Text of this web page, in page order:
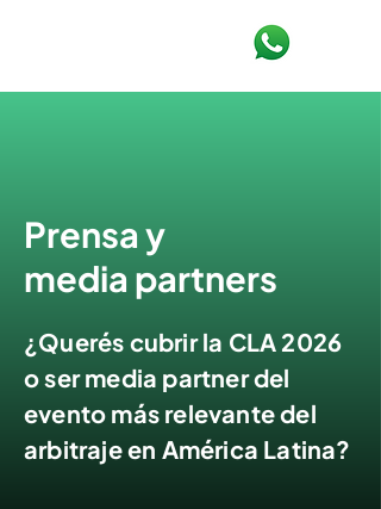
Prensa y
media partners
¿Querés cubrir la CLA 2026
o ser media partner del
evento más relevante del
arbitraje en América Latina?